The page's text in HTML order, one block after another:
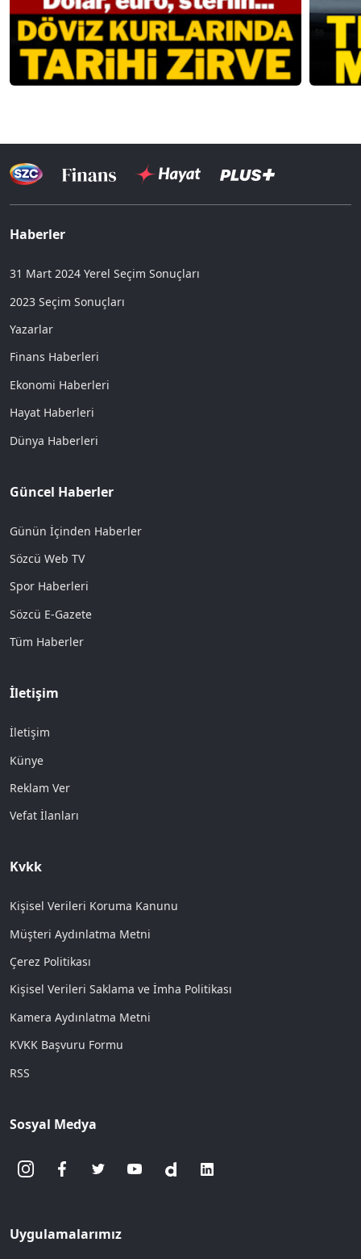
Haberler
31 Mart 2024 Yerel Seçim Sonuçları
2023 Seçim Sonuçları
Yazarlar
Finans Haberleri
Ekonomi Haberleri
Hayat Haberleri
Dünya Haberleri
Güncel Haberler
Günün İçinden Haberler
Sözcü Web TV
Spor Haberleri
Sözcü E-Gazete
Tüm Haberler
İletişim
İletişim
Künye
Reklam Ver
Vefat İlanları
Kvkk
Kişisel Verileri Koruma Kanunu
Müşteri Aydınlatma Metni
Çerez Politikası
Kişisel Verileri Saklama ve İmha Politikası
Kamera Aydınlatma Metni
KVKK Başvuru Formu
RSS
Sosyal Medya
Uygulamalarımız